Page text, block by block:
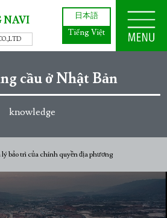
NAVI
日本語
Tiếng Việt
cầu ở Nhật Bản
knowledge
bảo trì của chính quyền địa phương